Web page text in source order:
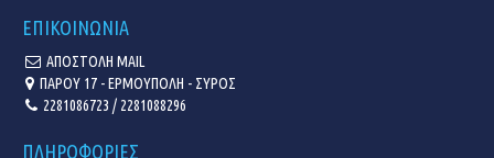
ΕΠΙΚΟΙΝΩΝΙΑ
ΑΠΟΣΤΟΛΗ MAIL
ΠΑΡΟΥ 17 - ΕΡΜΟΥΠΟΛΗ - ΣΥΡΟΣ
2281086723 / 2281088296
ΠΛΗΡΟΦΟΡΙΕΣ